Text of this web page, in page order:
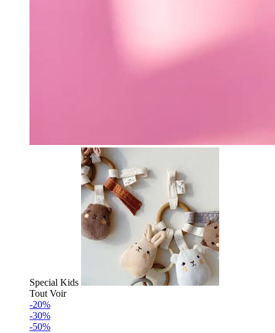
Special Kids
Tout Voir
-20%
-30%
-50%